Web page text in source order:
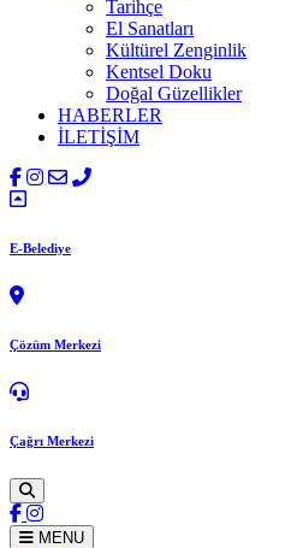
Tarihçe
El Sanatları
Kültürel Zenginlik
Kentsel Doku
Doğal Güzellikler
HABERLER
İLETİŞİM
E-Belediye
Çözüm Merkezi
Çağrı Merkezi
MENU